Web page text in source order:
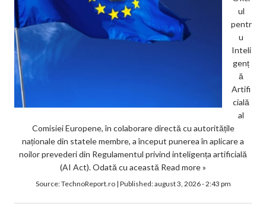
ul
pentr
u
Inteli
genț
ă
Artifi
cială
al
Comisiei Europene, în colaborare directă cu autoritățile
naționale din statele membre, a început punerea în aplicare a
noilor prevederi din Regulamentul privind inteligența artificială
(AI Act). Odată cu această Read more »
Source:TechnoReport.ro| Published:august 3, 2026 - 2:43 pm